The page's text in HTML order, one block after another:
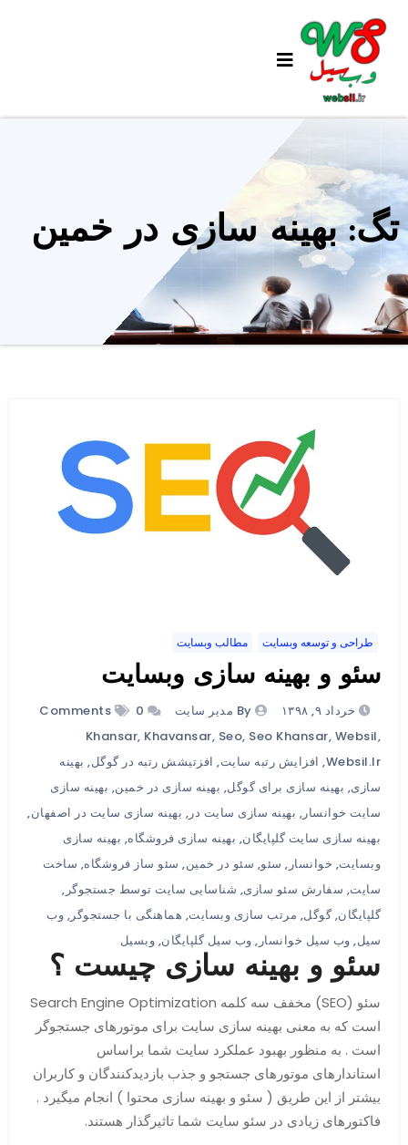
content
تگ: بهینه سازی در خمین
طراحی و توسعه وبسایت مطالب وبسایت
سئو و بهینه سازی وبسایت
خرداد ۹, ۱۳۹۸ By مدیر سایت
0 Comments
Khansar, Khavansar, Seo, Seo Khansar, Websil,
Websil.ir
, افزایش رتبه سایت, افزتیشش رتبه در گوگل, بهینه
سازی, بهینه سازی برای گوگل, بهینه سازی در خمین, بهینه سازی
سایت خوانسار, بهینه سازی سایت در, بهینه سازی سایت در اصفهان,
بهینه سازی سایت گلپایگان, بهینه سازی فروشگاه, بهینه سازی
وبسایت, خوانسار , سئو, سئو در خمین, سئو ساز فروشگاه, ساخت
سایت, سفارش سئو سازی, شناسایی سایت توسط جستجوگر ,
گلپایگان,گوگل, مرتب سازی وبسایت, هماهنگی با جستجوگر, وب
سیل, وب سیل خوانسار , وب سیل گلپایگان, وبسیل
سئو و بهینه سازی چیست ؟
سئو (SEO) مخفف سه کلمه Search Engine Optimization
است که به معنی بهینه سازی سایت برای موتورهای جستجوگر
است . به منظور بهبود عملکرد سایت شما براساس
استاندارهای موتورهای جستجو و جذب بازدیدکنندگان و کاربران
بیشتر از این طریق ( سئو و بهینه سازی محتوا ) انجام میگیرد .
فاکتورهای زیادی در سئو سایت شما تاثیرگذار هستند.